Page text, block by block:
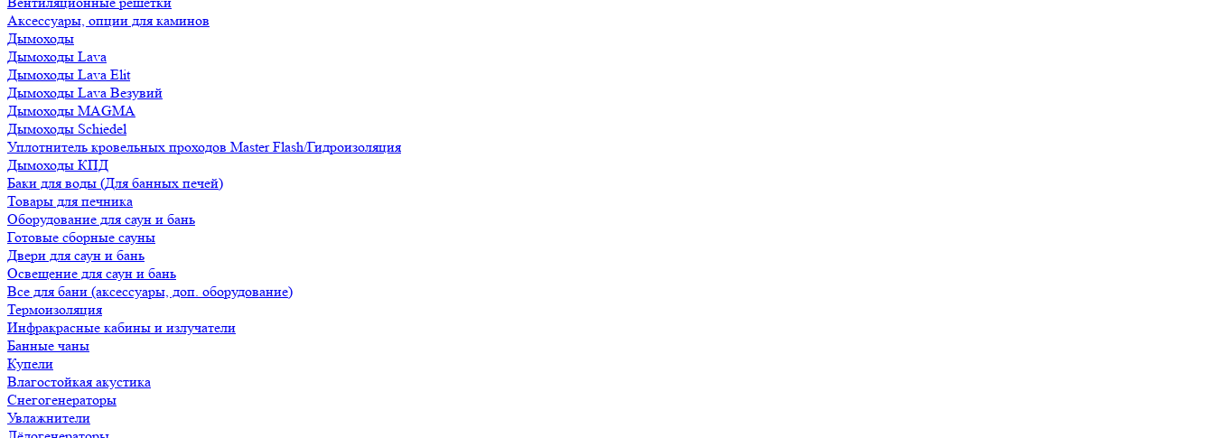
Аксессуары, опции для каминов
Дымоходы
Дымоходы Lava
Дымоходы Lava Elit
Дымоходы Lava Везувий
Дымоходы MAGMA
Дымоходы Schiedel
Уплотнитель кровельных проходов Master Flash/Гидроизоляция
Дымоходы КПД
Баки для воды (Для банных печей)
Товары для печника
Оборудование для саун и бань
Готовые сборные сауны
Двери для саун и бань
Освещение для саун и бань
Все для бани (аксессуары, доп. оборудование)
Термоизоляция
Инфракрасные кабины и излучатели
Банные чаны
Купели
Влагостойкая акустика
Снегогенераторы
Увлажнители